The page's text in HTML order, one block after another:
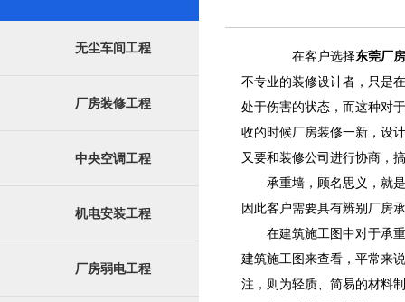
无尘车间工程
厂房装修工程
中央空调工程
机电安装工程
厂房弱电工程
在客户选择东莞厂
不专业的装修设计者，只是
处于伤害的状态，而这种对
收的时候厂房装修一新，设
又要和装修公司进行协商，
承重墙，顾名思义，就是
因此客户需要具有辨别厂房
在建筑施工图中对于承重
建筑施工图来查看，平常来
注，则为轻质、简易的材料